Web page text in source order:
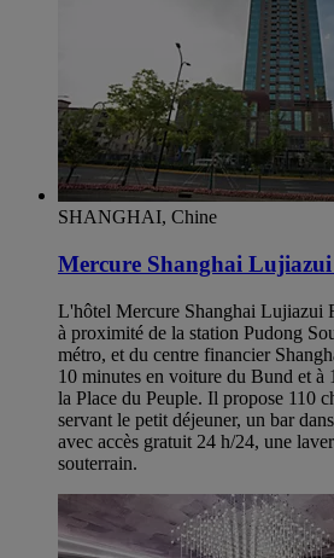
SHANGHAI, Chine
Mercure Shanghai
L'hôtel Mercure Shanghai Lujiazui
à proximité de la station Pudong
métro, et du centre financier
10 minutes en voiture du Bund et à
la Place du Peuple. Il propose 110
servant le petit déjeuner, un bar
avec accès gratuit 24 h/24, une
souterrain.